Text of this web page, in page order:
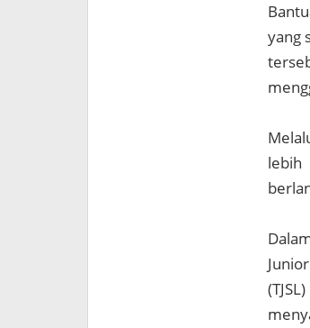
yang